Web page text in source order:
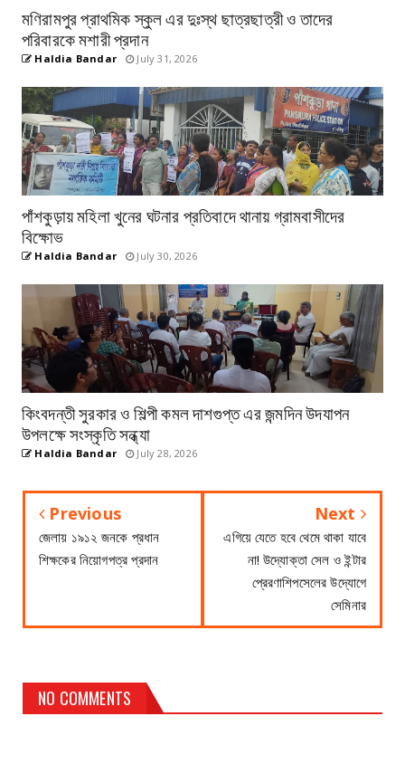
মণিরামপুর প্রাথমিক স্কুল এর দুঃস্থ ছাত্রছাত্রী ও তাদের
পরিবারকে মশারী প্রদান
Haldia Bandar July 31, 2026
পাঁশকুড়ায় মহিলা খুনের ঘটনার প্রতিবাদে থানায় গ্রামবাসীদের
বিক্ষোভ
Haldia Bandar July 30, 2026
কিংবদন্তী সুরকার ও শিল্পী কমল দাশগুপ্ত এর জন্মদিন উদযাপন
উপলক্ষে সংস্কৃতি সন্ধ্যা
Haldia Bandar July 28, 2026
Previous
জেলায় ১৯১২ জনকে প্রধান
শিক্ষকের নিয়োগপত্র প্রদান
Next
এগিয়ে যেতে হবে থেমে থাকা যাবে
না! উদ্যোক্তা সেল ও ইন্টার
প্রেরণাশিপসেলের উদ্যোগে
সেমিনার
NO COMMENTS